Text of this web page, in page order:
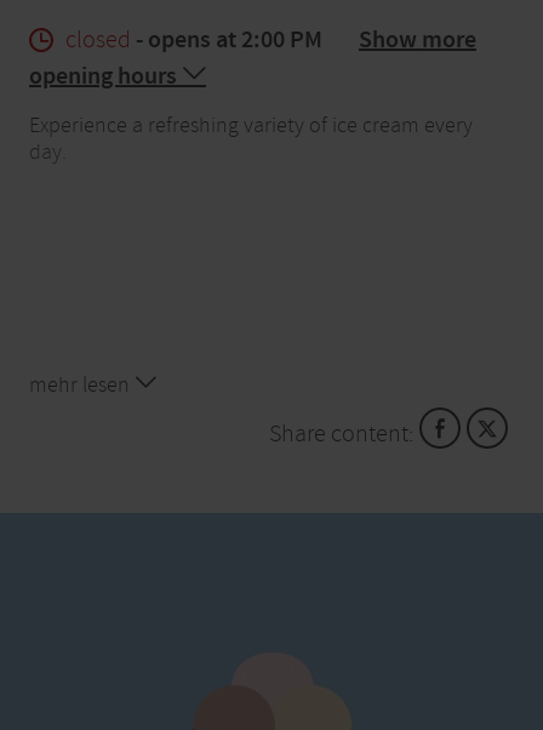
closed - opens at 2:00 PM
Show more
opening hours
Experience a refreshing variety of ice cream every
day.
mehr lesen
Share content: